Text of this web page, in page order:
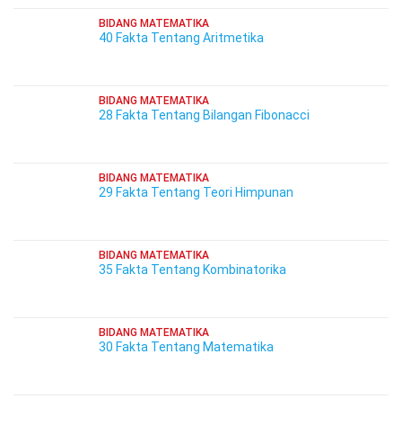
BIDANG MATEMATIKA
40 Fakta Tentang Aritmetika
BIDANG MATEMATIKA
28 Fakta Tentang Bilangan Fibonacci
BIDANG MATEMATIKA
29 Fakta Tentang Teori Himpunan
BIDANG MATEMATIKA
35 Fakta Tentang Kombinatorika
BIDANG MATEMATIKA
30 Fakta Tentang Matematika